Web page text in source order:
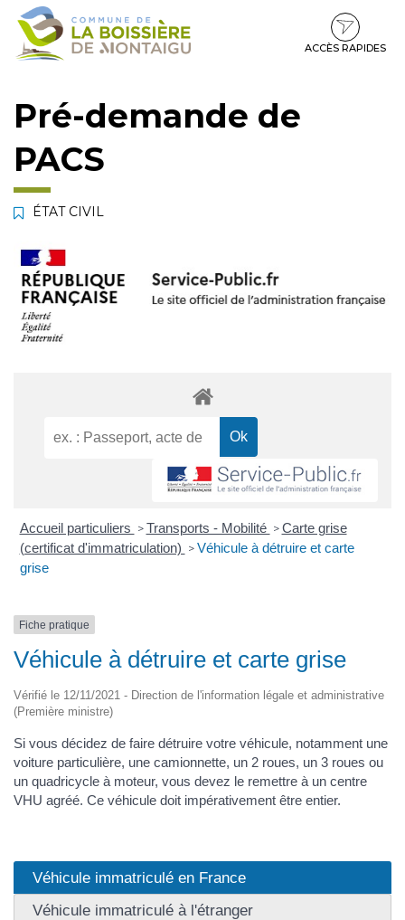
Gestion des traceurs
Aller
Aller
contenu
Aller
pied
ACCÈS RAPIDES
Pré-demande de
PACS
ÉTAT CIVIL
Accueil particuliers > Transports - Mobilité > Carte grise
(certificat d'immatriculation) > Véhicule à détruire et carte
grise
Fiche pratique
Véhicule à détruire et carte grise
Vérifié le 12/11/2021 - Direction de l'information légale et administrative
(Première ministre)
Si vous décidez de faire détruire votre véhicule, notamment une
voiture particulière, une camionnette, un 2 roues, un 3 roues ou
un quadricycle à moteur, vous devez le remettre à un centre
VHU agréé. Ce véhicule doit impérativement être entier.
Véhicule immatriculé en France
Véhicule immatriculé à l'étranger